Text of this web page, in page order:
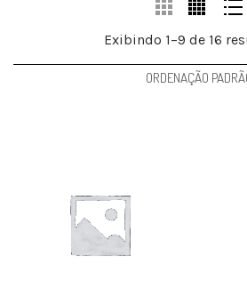
Exibindo 1–9 de 16
ORDENAÇÃO